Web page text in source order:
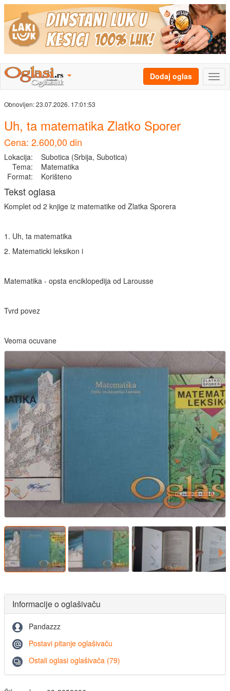
Dodaj oglas
Obnovljen:23.07.2026. 17:01:53
Uh, ta matematika Zlatko Sporer
Cena: 2.600,00 din
Lokacija:
Subotica (Srbija, Subotica)
Tema:
Matematika
Format:
Korišteno
Tekst oglasa
Komplet od 2 knjige iz matematike od Zlatka Sporera
1. Uh, ta matematika
2. Matematicki leksikon i
Matematika - opsta enciklopedija od Larousse
Tvrd povez
Veoma ocuvane
Informacije o oglašivaču
Pandazzz
Postavi pitanje oglašivaču
Ostali oglasi oglašivača (79)